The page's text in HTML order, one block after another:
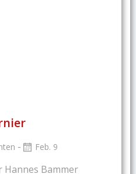
- Feb. 9
Hannes Bammer